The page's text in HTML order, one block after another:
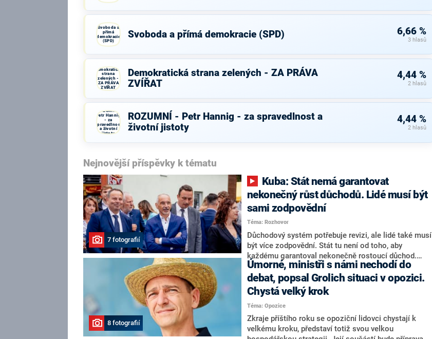
Svoboda a
přímá
demokracie
(SPD)
Svoboda a přímá demokracie (SPD) 6,66 %
3 hlasů
Demokratická
strana
zelených -
ZA PRÁVA
ZVÍŘAT
Demokratická strana zelených - ZA PRÁVA
ZVÍŘAT
4,44 %
2 hlasů
ROZUMNÍ -
Petr Hannig
- za
spravedlnost
a životní
jistoty
ROZUMNÍ - Petr Hannig - za spravedlnost a
životní jistoty
4,44 %
2 hlasů
Nejnovější příspěvky k tématu
7 fotografií
nekonečný růst důchodů. Lidé musí být
sami zodpovědní
Téma: Rozhovor
Důchodový systém potřebuje revizi, ale lidé také musí
být více zodpovědní. Stát tu není od toho, aby
každému garantoval nekonečně rostoucí důchod.
Chybí tu nový systém a my ho představíme,řekl
hejtman Jihočeského kraje a předseda hnutí Naše
Česko Martin Kuba v rozhovoru pro CNN Prima NEWS.
V čele státu pak podle něj nemůže být člověk, který by
střetem zájmů omezoval čerpání financí a rozvoj,
dodal. Řešení u Andreje Babiše ale hodnotit nechtěl.
8 fotografií
Úmorné, ministři s námi nechodí do
debat, popsal Grolich situaci v opozici.
Chystá velký krok
Téma: Opozice
Zkraje příštího roku se opoziční lidovci chystají k
velkému kroku, představí totiž svou velkou